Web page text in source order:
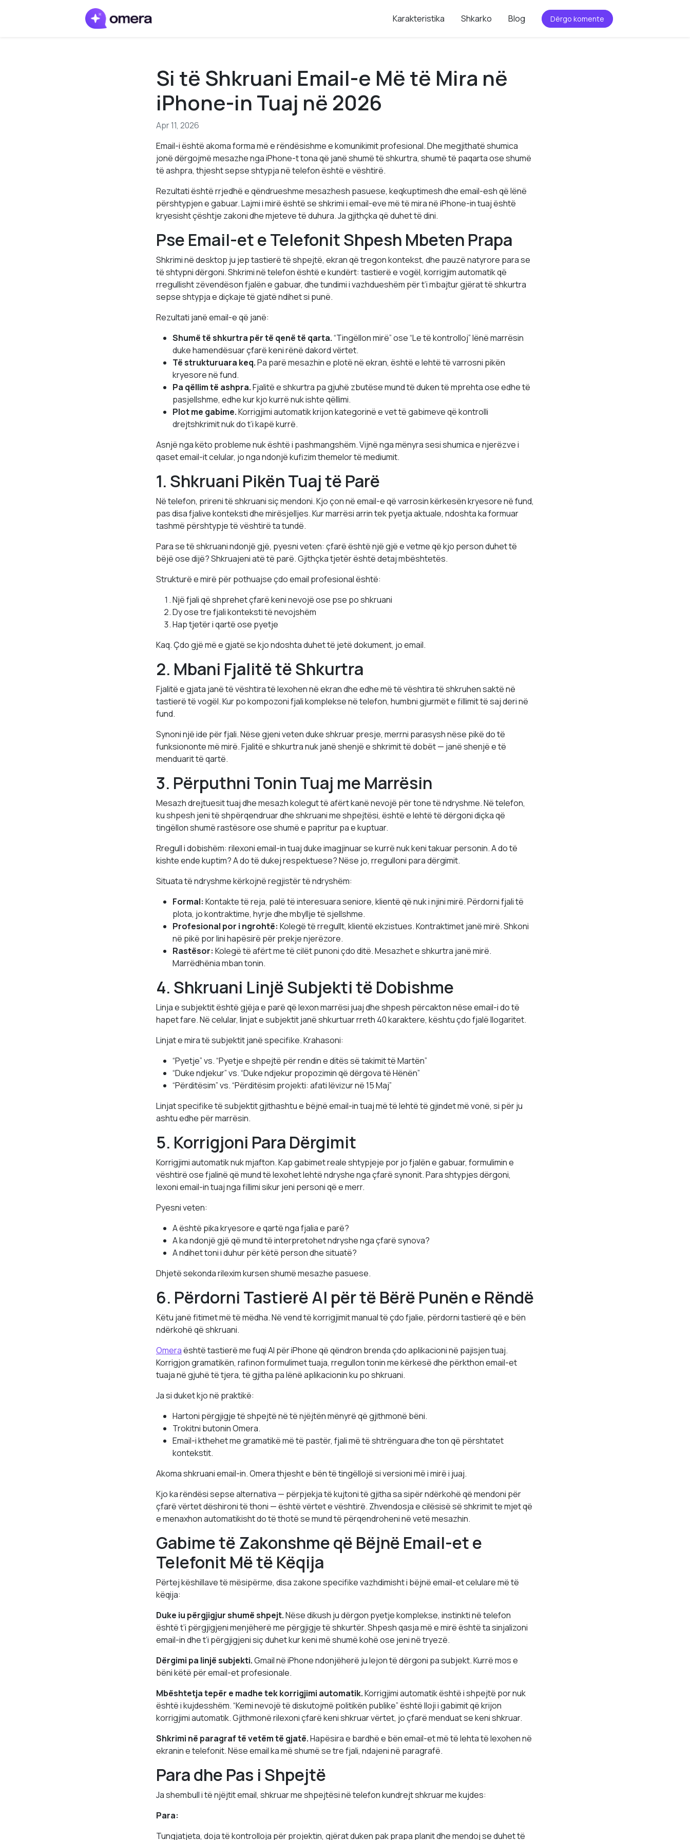
Karakteristika Shkarko Blog Dërgo komente
Si të Shkruani Email-e Më të Mira në
iPhone-in Tuaj në 2026
Apr 11, 2026
Email-i është akoma forma më e rëndësishme e komunikimit profesional. Dhe megjithatë shumica
jonë dërgojmë mesazhe nga iPhone-t tona që janë shumë të shkurtra, shumë të paqarta ose shumë
të ashpra, thjesht sepse shtypja në telefon është e vështirë.
Rezultati është rrjedhë e qëndrueshme mesazhesh pasuese, keqkuptimesh dhe email-esh që lënë
përshtypjen e gabuar. Lajmi i mirë është se shkrimi i email-eve më të mira në iPhone-in tuaj është
kryesisht çështje zakoni dhe mjeteve të duhura. Ja gjithçka që duhet të dini.
Pse Email-et e Telefonit Shpesh Mbeten Prapa
Shkrimi në desktop ju jep tastierë të shpejtë, ekran që tregon kontekst, dhe pauzë natyrore para se
të shtypni dërgoni. Shkrimi në telefon është e kundërt: tastierë e vogël, korrigjim automatik që
rregullisht zëvendëson fjalën e gabuar, dhe tundimi i vazhdueshëm për t’i mbajtur gjërat të shkurtra
sepse shtypja e diçkaje të gjatë ndihet si punë.
Rezultati janë email-e që janë:
Shumë të shkurtra për të qenë të qarta.“Tingëllon mirë” ose “Le të kontrolloj” lënë marrësin
duke hamendësuar çfarë keni rënë dakord vërtet.
Të strukturuara keq.Pa parë mesazhin e plotë në ekran, është e lehtë të varrosni pikën
kryesore në fund.
Pa qëllim të ashpra.Fjalitë e shkurtra pa gjuhë zbutëse mund të duken të mprehta ose edhe të
pasjellshme, edhe kur kjo kurrë nuk ishte qëllimi.
Plot me gabime.Korrigjimi automatik krijon kategorinë e vet të gabimeve që kontrolli
drejtshkrimit nuk do t’i kapë kurrë.
Asnjë nga këto probleme nuk është i pashmangshëm. Vijnë nga mënyra sesi shumica e njerëzve i
qaset email-it celular, jo nga ndonjë kufizim themelor të mediumit.
1. Shkruani Pikën Tuaj të Parë
Në telefon, prireni të shkruani siç mendoni. Kjo çon në email-e që varrosin kërkesën kryesore në fund,
pas disa fjalive konteksti dhe mirësjelljes. Kur marrësi arrin tek pyetja aktuale, ndoshta ka formuar
tashmë përshtypje të vështirë ta tundë.
Para se të shkruani ndonjë gjë, pyesni veten: çfarë është një gjë e vetme që kjo person duhet të
bëjë ose dijë? Shkruajeni atë të parë. Gjithçka tjetër është detaj mbështetës.
Strukturë e mirë për pothuajse çdo email profesional është:
Një fjali që shprehet çfarë keni nevojë ose pse po shkruani
Dy ose tre fjali konteksti të nevojshëm
Hap tjetër i qartë ose pyetje
Kaq. Çdo gjë më e gjatë se kjo ndoshta duhet të jetë dokument, jo email.
2. Mbani Fjalitë të Shkurtra
Fjalitë e gjata janë të vështira të lexohen në ekran dhe edhe më të vështira të shkruhen saktë në
tastierë të vogël. Kur po kompozoni fjali komplekse në telefon, humbni gjurmët e fillimit të saj deri në
fund.
Synoni një ide për fjali. Nëse gjeni veten duke shkruar presje, merrni parasysh nëse pikë do të
funksiononte më mirë. Fjalitë e shkurtra nuk janë shenjë e shkrimit të dobët — janë shenjë e të
menduarit të qartë.
3. Përputhni Tonin Tuaj me Marrësin
Mesazh drejtuesit tuaj dhe mesazh kolegut të afërt kanë nevojë për tone të ndryshme. Në telefon,
ku shpesh jeni të shpërqendruar dhe shkruani me shpejtësi, është e lehtë të dërgoni diçka që
tingëllon shumë rastësore ose shumë e papritur pa e kuptuar.
Rregull i dobishëm: rilexoni email-in tuaj duke imagjinuar se kurrë nuk keni takuar personin. A do të
kishte ende kuptim? A do të dukej respektuese? Nëse jo, rregulloni para dërgimit.
Situata të ndryshme kërkojnë regjistër të ndryshëm:
Formal: Kontakte të reja, palë të interesuara seniore, klientë që nuk i njini mirë. Përdorni fjali të
plota, jo kontraktime, hyrje dhe mbyllje të sjellshme.
Profesional por i ngrohtë: Kolegë të rregullt, klientë ekzistues. Kontraktimet janë mirë. Shkoni
në pikë por lini hapësirë për prekje njerëzore.
Rastësor: Kolegë të afërt me të cilët punoni çdo ditë. Mesazhet e shkurtra janë mirë.
Marrëdhënia mban tonin.
4. Shkruani Linjë Subjekti të Dobishme
Linja e subjektit është gjëja e parë që lexon marrësi juaj dhe shpesh përcakton nëse email-i do të
hapet fare. Në celular, linjat e subjektit janë shkurtuar rreth 40 karaktere, kështu çdo fjalë llogaritet.
Linjat e mira të subjektit janë specifike. Krahasoni:
“Pyetje” vs. “Pyetje e shpejtë për rendin e ditës së takimit të Martën”
“Duke ndjekur” vs. “Duke ndjekur propozimin që dërgova të Hënën”
“Përditësim” vs. “Përditësim projekti: afati lëvizur në 15 Maj”
Linjat specifike të subjektit gjithashtu e bëjnë email-in tuaj më të lehtë të gjindet më vonë, si për ju
ashtu edhe për marrësin.
5. Korrigjoni Para Dërgimit
Korrigjimi automatik nuk mjafton. Kap gabimet reale shtypjeje por jo fjalën e gabuar, formulimin e
vështirë ose fjalinë që mund të lexohet lehtë ndryshe nga çfarë synonit. Para shtypjes dërgoni,
lexoni email-in tuaj nga fillimi sikur jeni personi që e merr.
Pyesni veten:
A është pika kryesore e qartë nga fjalia e parë?
A ka ndonjë gjë që mund të interpretohet ndryshe nga çfarë synova?
A ndihet toni i duhur për këtë person dhe situatë?
Dhjetë sekonda rilexim kursen shumë mesazhe pasuese.
6. Përdorni Tastierë AI për të Bërë Punën e Rëndë
Këtu janë fitimet më të mëdha. Në vend të korrigjimit manual të çdo fjalie, përdorni tastierë që e bën
ndërkohë që shkruani.
Omeraështë tastierë me fuqi AI për iPhone që qëndron brenda çdo aplikacioni në pajisjen tuaj.
Korrigjon gramatikën, rafinon formulimet tuaja, rregullon tonin me kërkesë dhe përkthon email-et
tuaja në gjuhë të tjera, të gjitha pa lënë aplikacionin ku po shkruani.
Ja si duket kjo në praktikë:
Hartoni përgjigje të shpejtë në të njëjtën mënyrë që gjithmonë bëni.
Trokitni butonin Omera.
Email-i kthehet me gramatikë më të pastër, fjali më të shtrënguara dhe ton që përshtatet
kontekstit.
Akoma shkruani email-in. Omera thjesht e bën të tingëllojë si versioni më i mirë i juaj.
Kjo ka rëndësi sepse alternativa — përpjekja të kujtoni të gjitha sa sipër ndërkohë që mendoni për
çfarë vërtet dëshironi të thoni — është vërtet e vështirë. Zhvendosja e cilësisë së shkrimit te mjet që
e menaxhon automatikisht do të thotë se mund të përqendroheni në vetë mesazhin.
Gabime të Zakonshme që Bëjnë Email-et e
Telefonit Më të Këqija
Përtej këshillave të mësipërme, disa zakone specifike vazhdimisht i bëjnë email-et celulare më të
këqija:
Duke iu përgjigjur shumë shpejt.Nëse dikush ju dërgon pyetje komplekse, instinkti në telefon
është t’i përgjigjeni menjëherë me përgjigje të shkurtër. Shpesh qasja më e mirë është ta sinjalizoni
email-in dhe t’i përgjigjeni siç duhet kur keni më shumë kohë ose jeni në tryezë.
Dërgimi pa linjë subjekti.Gmail në iPhone ndonjëherë ju lejon të dërgoni pa subjekt. Kurrë mos e
bëni këtë për email-et profesionale.
Mbështetja tepër e madhe tek korrigjimi automatik.Korrigjimi automatik është i shpejtë por nuk
është i kujdesshëm. “Kemi nevojë të diskutojmë politikën publike” është lloji i gabimit që krijon
korrigjimi automatik. Gjithmonë rilexoni çfarë keni shkruar vërtet, jo çfarë menduat se keni shkruar.
Shkrimi në paragraf të vetëm të gjatë.Hapësira e bardhë e bën email-et më të lehta të lexohen në
ekranin e telefonit. Nëse email ka më shumë se tre fjali, ndajeni në paragrafë.
Para dhe Pas i Shpejtë
Ja shembull i të njëjtit email, shkruar me shpejtësi në telefon kundrejt shkruar me kujdes:
Para:
Tungjatjeta, doja të kontrolloja për projektin, gjërat duken pak prapa planit dhe mendoj se duhet të